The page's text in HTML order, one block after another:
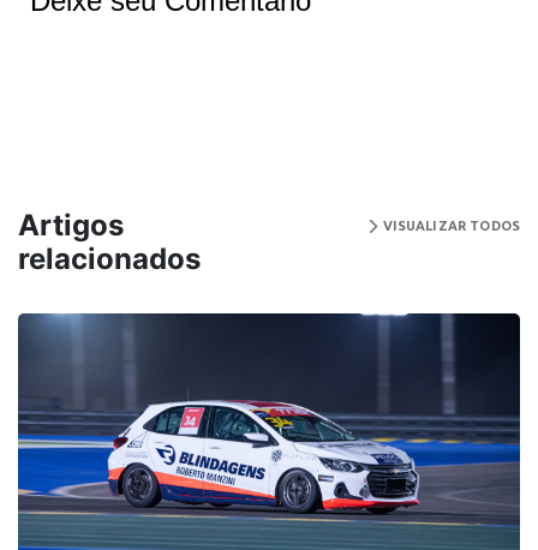
Artigos
relacionados
VISUALIZAR TODOS